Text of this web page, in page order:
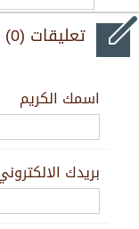
تعليقات (0)
اسمك الكريم
بريدك